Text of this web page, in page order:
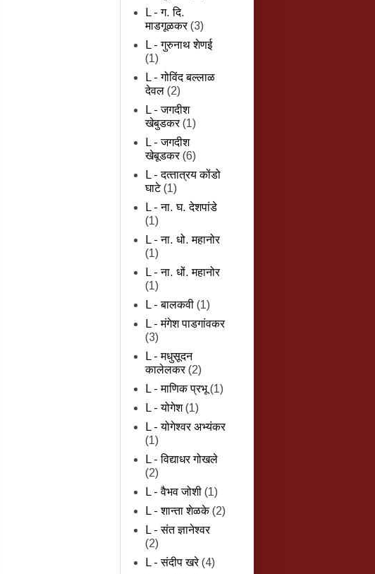
L - ग. दि.
माडगूळकर (3)
L - गुरुनाथ शेणई
(1)
L - गोविंद बल्लाळ
देवल (2)
L - जगदीश
खेबुडकर (1)
L - जगदीश
खेबूडकर (6)
L - दत्‍तात्रय कोंडो
घाटे (1)
L - ना. घ. देशपांडे
(1)
L - ना. धो. महानोर
(1)
L - ना. धों. महानोर
(1)
L - बालकवी (1)
L - मंगेश पाडगांवकर
(3)
L - मधुसूदन
कालेलकर (2)
L - माणिक प्रभू (1)
L - योगेश (1)
L - योगेश्वर अभ्यंकर
(1)
L - विद्याधर गोखले
(2)
L - वैभव जोशी (1)
L - शान्‍ता शेळके (2)
L - संत ज्ञानेश्वर
(2)
L - संदीप खरे (4)